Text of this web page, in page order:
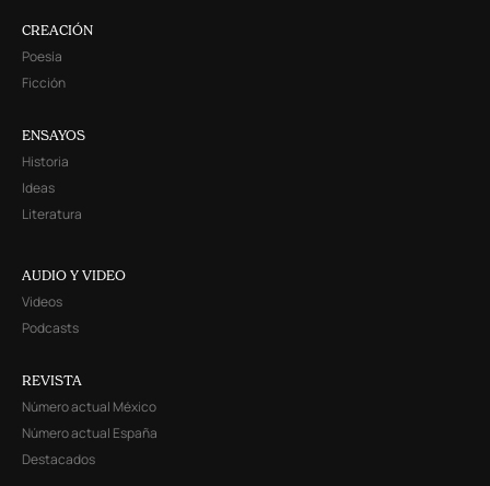
CREACIÓN
Poesía
Ficción
ENSAYOS
Historia
Ideas
Literatura
AUDIO Y VIDEO
Videos
Podcasts
REVISTA
Número actual México
Número actual España
Destacados